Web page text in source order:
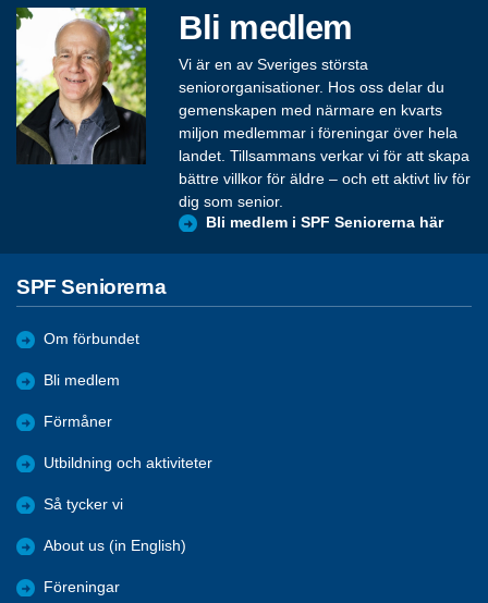
Bli medlem
Vi är en av Sveriges största
seniororganisationer. Hos oss delar du
gemenskapen med närmare en kvarts
miljon medlemmar i föreningar över hela
landet. Tillsammans verkar vi för att skapa
bättre villkor för äldre – och ett aktivt liv för
dig som senior.
Bli medlem i SPF Seniorerna här
SPF Seniorerna
Om förbundet
Bli medlem
Förmåner
Utbildning och aktiviteter
Så tycker vi
About us (in English)
Föreningar